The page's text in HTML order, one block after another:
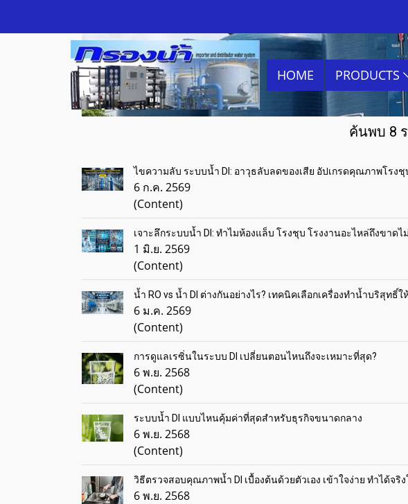
HOME PRODUCTS
ค้นพบ 8
ไขความลับ ระบบน้ำ DI: อาวุธลับลดของเสีย อัปเกรดคุณภาพโรง
6 ก.ค. 2569
(Content)
เจาะลึกระบบน้ำ DI: ทำไมห้องแล็บ โรงชุบ โรงงานอะไหล่ถึงขาดไ
1 มิ.ย. 2569
(Content)
น้ำ RO vs น้ำ DI ต่างกันอย่างไร? เทคนิคเลือกเครื่องทำน้ำบริสุทธิ์
6 ม.ค. 2569
(Content)
การดูแลเรซิ่นในระบบ DI เปลี่ยนตอนไหนถึงจะเหมาะที่สุด?
6 พ.ย. 2568
(Content)
ระบบน้ำ DI แบบไหนคุ้มค่าที่สุดสำหรับธุรกิจขนาดกลาง
6 พ.ย. 2568
(Content)
วิธีตรวจสอบคุณภาพน้ำ DI เบื้องต้นด้วยตัวเอง เข้าใจง่าย ทำได้จริ
6 พ.ย. 2568